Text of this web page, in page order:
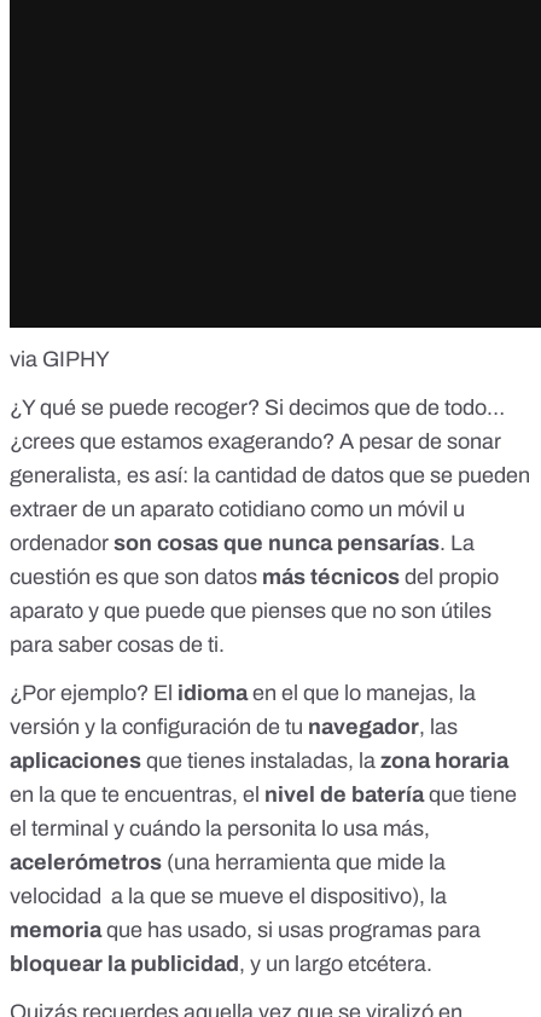
via GIPHY
¿Y qué se puede recoger? Si decimos que de todo…
¿crees que estamos exagerando? A pesar de sonar
generalista, es así: la cantidad de datos que se pueden
extraer de un aparato cotidiano como un móvil u
ordenador son cosas que nunca pensarías. La
cuestión es que son datos más técnicos del propio
aparato y que puede que pienses que no son útiles
para saber cosas de ti.
¿Por ejemplo? El idiomaen el que lo manejas, la
versión y la configuración de tu navegador, las
aplicaciones que tienes instaladas, la zona horaria
en la que te encuentras, el nivel de bateríaque tiene
el terminal y cuándo la personita lo usa más,
acelerómetros (una herramienta que mide la
velocidad a la que se mueve el dispositivo), la
memoriaque has usado, si usas programas para
bloquear la publicidad , y un largo etcétera.